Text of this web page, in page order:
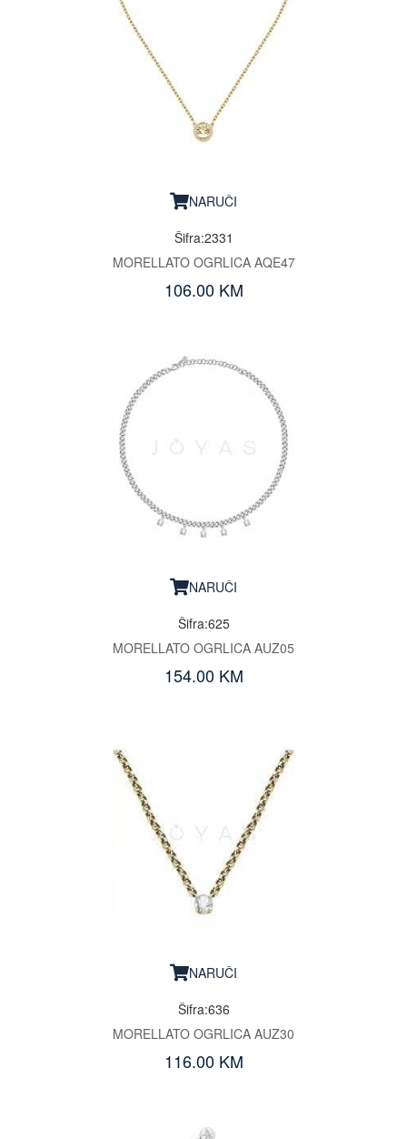
NARUČI
Šifra:2331
MORELLATO OGRLICA AQE47
106.00 KM
NARUČI
Šifra:625
MORELLATO OGRLICA AUZ05
154.00 KM
NARUČI
Šifra:636
MORELLATO OGRLICA AUZ30
116.00 KM